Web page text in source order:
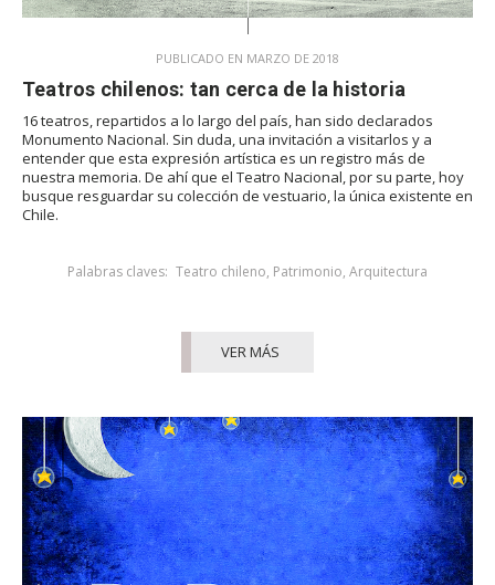
PUBLICADO EN MARZO DE 2018
Teatros chilenos: tan cerca de la historia
16 teatros, repartidos a lo largo del país, han sido declarados
Monumento Nacional. Sin duda, una invitación a visitarlos y a
entender que esta expresión artística es un registro más de
nuestra memoria. De ahí que el Teatro Nacional, por su parte, hoy
busque resguardar su colección de vestuario, la única existente en
Chile.
Palabras claves: Teatro chileno, Patrimonio,Arquitectura
VER MÁS